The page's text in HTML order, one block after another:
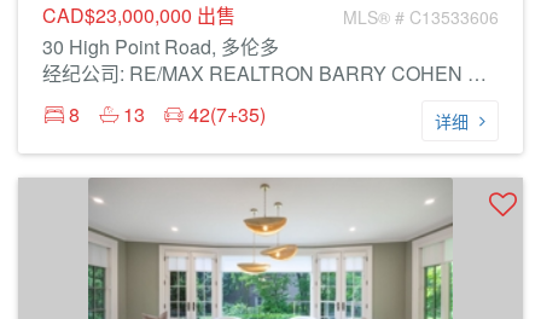
CAD$23,000,000 出售 MLS® # C13533606
30 High Point Road, 多伦多
经纪公司: RE/MAX REALTRON BARRY COHEN HOMES INC.
8
13 42(7+35) 详细